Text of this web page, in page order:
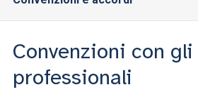
Convenzioni con
professionali